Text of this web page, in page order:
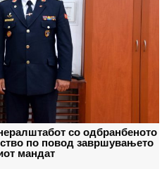
со одбранбеното
по повод завршувањето
мандат